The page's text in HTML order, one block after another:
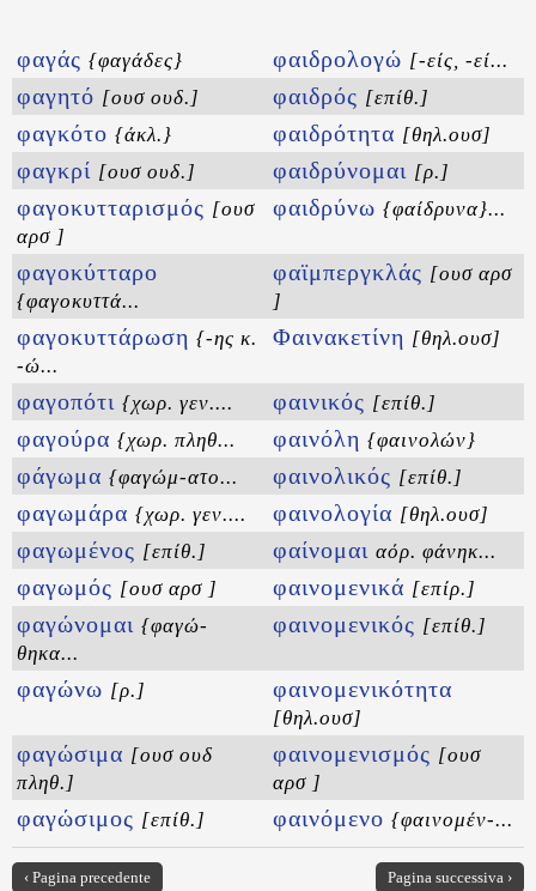
φαγάς {φαγάδες} φαιδρολογώ [-είς, -εί...
φαγητό [ουσ ουδ.] φαιδρός [επίθ.]
φαγκότο {άκλ.} φαιδρότητα [θηλ.ουσ]
φαγκρί [ουσ ουδ.] φαιδρύνομαι [ρ.]
φαγοκυτταρισμός [ουσ
αρσ ]
φαιδρύνω {φαίδρυνα}...
φαγοκύτταρο
{φαγοκυττά...
φαϊμπεργκλάς [ουσ αρσ
]
φαγοκυττάρωση {-ης κ.
-ώ...
Φαινακετίνη [θηλ.ουσ]
φαγοπότι {χωρ. γεν.... φαινικός [επίθ.]
φαγούρα {χωρ. πληθ... φαινόλη {φαινολών}
φάγωμα {φαγώμ-ατο... φαινολικός [επίθ.]
φαγωμάρα {χωρ. γεν.... φαινολογία [θηλ.ουσ]
φαγωμένος [επίθ.] φαίνομαι αόρ. φάνηκ...
φαγωμός [ουσ αρσ ] φαινομενικά [επίρ.]
φαγώνομαι {φαγώ-
θηκα...
φαινομενικός [επίθ.]
φαγώνω [ρ.] φαινομενικότητα
[θηλ.ουσ]
φαγώσιμα [ουσ ουδ
πληθ.]
φαινομενισμός [ουσ
αρσ ]
φαγώσιμος [επίθ.] φαινόμενο {φαινομέν-...
‹ Pagina precedente Pagina successiva ›